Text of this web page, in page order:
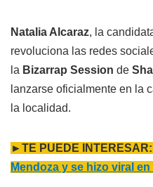
Natalia Alcaraz, la
revoluciona las redes
la Bizarrap Session de
lanzarse oficialmente en la
la localidad.
►TE PUEDE INTERESAR:
Mendoza y se hizo viral